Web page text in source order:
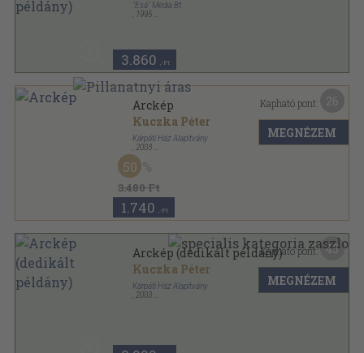
"Esá" Média Bt.
1995
3.860 ,-Ft
Arckép
Kuczka Péter
Kárpáti Ház Alapítvány
2003
Ragasztott papírkötés
Magyar Ház Könyvek sorozat
3.480 Ft
50
1.740 ,-Ft
Kapható pont:
MEGNÉZEM
Arckép (dedikált példány)
Kuczka Péter
Kárpáti Ház Alapítvány
2003
Kapható pont: 45
MEGNÉZEM